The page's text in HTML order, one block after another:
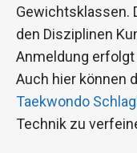
Gewichtsklassen.
den Disziplinen
Anmeldung
Auch hier können
Taekwondo
Technik zu